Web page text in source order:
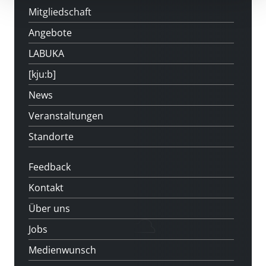
Mitgliedschaft
Angebote
LABUKA
[kju:b]
News
Veranstaltungen
Standorte
Feedback
Kontakt
Über uns
Jobs
Medienwunsch